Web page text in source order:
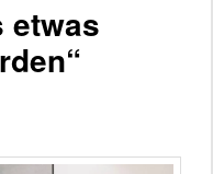
etwas